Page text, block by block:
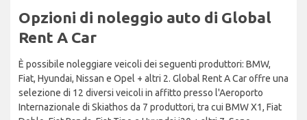
Opzioni di noleggio auto di Global
Rent A Car
È possibile noleggiare veicoli dei seguenti produttori: BMW,
Fiat, Hyundai, Nissan e Opel + altri 2. Global Rent A Car offre una
selezione di 12 diversi veicoli in affitto presso l'Aeroporto
Internazionale di Skiathos da 7 produttori, tra cui BMW X1, Fiat